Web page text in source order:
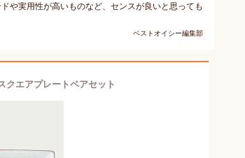
や実用性が高いものなど、センスが良いと思っても
ベストオイシー編集部
エアプレートペアセット